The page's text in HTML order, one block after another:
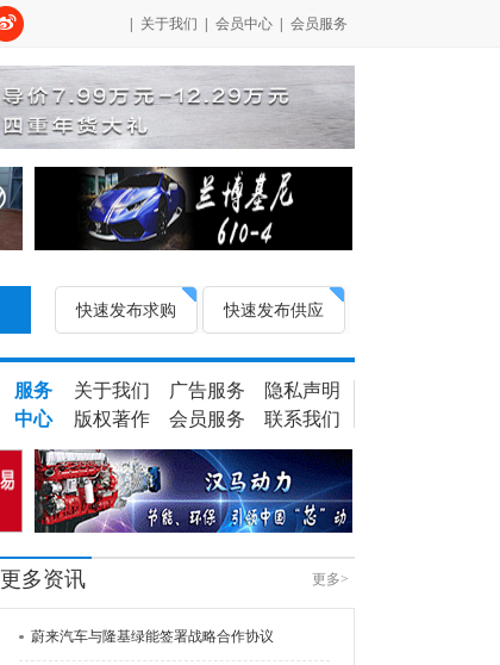
关于我们 会员中心 会员服务
快速发布求购 快速发布供应
服务
中心
关于我们 广告服务
隐私声明
版权著作
会员服务 联系我们
更多资讯 更多>
蔚来汽车与隆基绿能签署战略合作协议